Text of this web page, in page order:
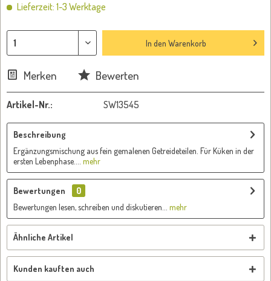
Lieferzeit: 1-3 Werktage
In den Warenkorb
Merken Bewerten
Artikel-Nr.: SW13545
Beschreibung
Ergänzungsmischung aus fein gemalenen Getreideteilen. Für Küken in der
ersten Lebenphase....
mehr
Bewertungen
0
Bewertungen lesen, schreiben und diskutieren...
mehr
Ähnliche Artikel
Kunden kauften auch